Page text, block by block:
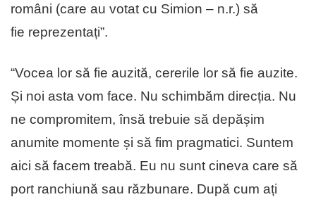
români (care au votat cu Simion – n.r.) să
fie reprezentați”.
“Vocea lor să fie auzită, cererile lor să fie auzite.
Și noi asta vom face. Nu schimbăm direcția. Nu
ne compromitem, însă trebuie să depășim
anumite momente și să fim pragmatici. Suntem
aici să facem treabă. Eu nu sunt cineva care să
port ranchiună sau răzbunare. După cum ați